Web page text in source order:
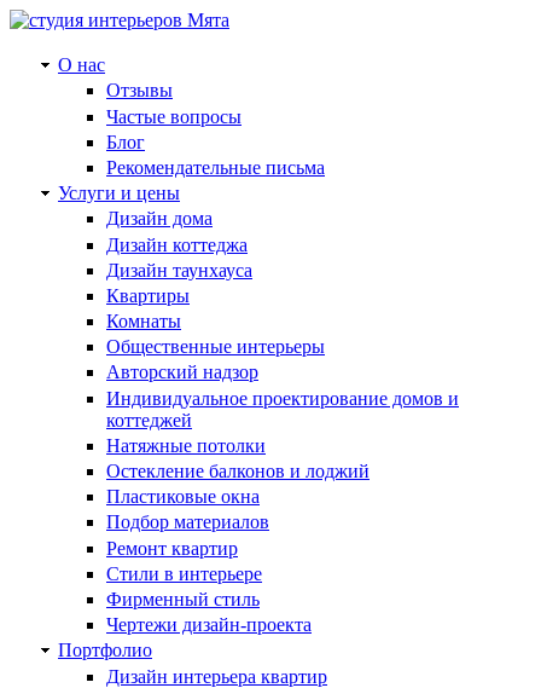
О нас
Отзывы
Частые вопросы
Блог
Рекомендательные письма
Услуги и цены
Дизайн дома
Дизайн коттеджа
Дизайн таунхауса
Квартиры
Комнаты
Общественные интерьеры
Авторский надзор
Индивидуальное проектирование домов и
коттеджей
Натяжные потолки
Остекление балконов и лоджий
Пластиковые окна
Подбор материалов
Ремонт квартир
Стили в интерьере
Фирменный стиль
Чертежи дизайн-проекта
Портфолио
Дизайн интерьера квартир